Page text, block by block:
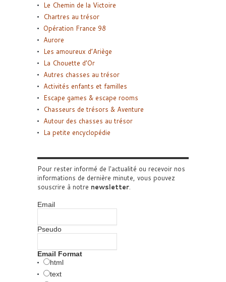
Le Chemin de la Victoire
Chartres au trésor
Opération France 98
Aurore
Les amoureux d’Ariège
La Chouette d’Or
Autres chasses au trésor
Activités enfants et familles
Escape games & escape rooms
Chasseurs de trésors & Aventure
Autour des chasses au trésor
La petite encyclopédie
Pour rester informé de l'actualité ou recevoir nos
informations de dernière minute, vous pouvez
souscrire à notre newsletter.
Email
Pseudo
Email Format
html
text